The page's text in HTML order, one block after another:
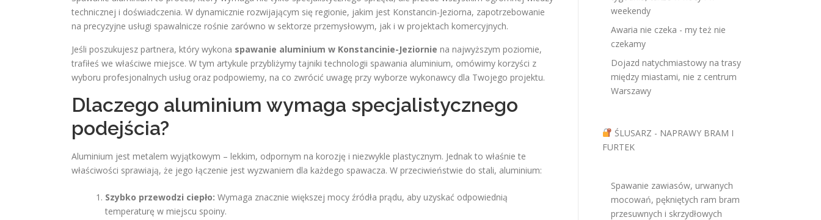
technicznej i doświadczenia. W dynamicznie rozwijającym się regionie, jakim jest Konstancin-Jeziorna, zapotrzebowanie
na precyzyjne usługi spawalnicze rośnie zarówno w sektorze przemysłowym, jak i w projektach komercyjnych.
Jeśli poszukujesz partnera, który wykona spawanie aluminium w Konstancinie-Jeziornie na najwyższym poziomie,
trafiłeś we właściwe miejsce. W tym artykule przybliżymy tajniki technologii spawania aluminium, omówimy korzyści z
wyboru profesjonalnych usług oraz podpowiemy, na co zwrócić uwagę przy wyborze wykonawcy dla Twojego projektu.
Dlaczego aluminium wymaga specjalistycznego
podejścia?
Aluminium jest metalem wyjątkowym – lekkim, odpornym na korozję i niezwykle plastycznym. Jednak to właśnie te
właściwości sprawiają, że jego łączenie jest wyzwaniem dla każdego spawacza. W przeciwieństwie do stali, aluminium:
Szybko przewodzi ciepło: Wymaga znacznie większej mocy źródła prądu, aby uzyskać odpowiednią
temperaturę w miejscu spoiny.
weekendy
Awaria nie czeka - my też nie
czekamy
Dojazd natychmiastowy na trasy
między miastami, nie z centrum
Warszawy
ŚLUSARZ - NAPRAWY BRAM I
FURTEK
Spawanie zawiasów, urwanych
mocowań, pękniętych ram bram
przesuwnych i skrzydłowych